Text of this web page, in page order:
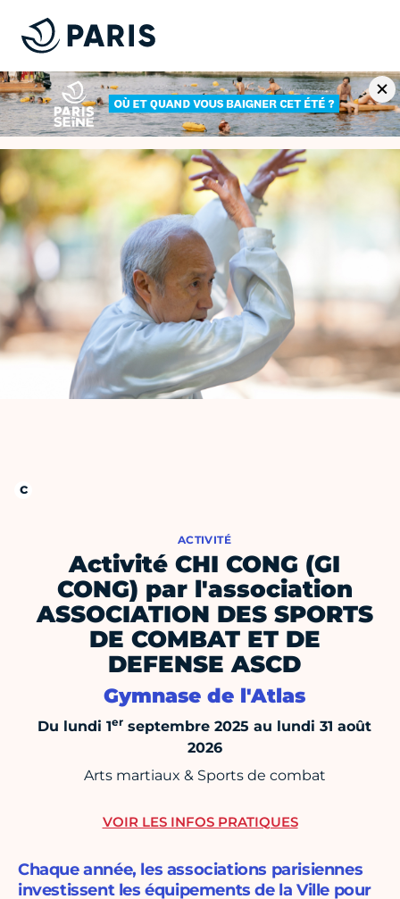
ACTIVITÉ
Activité CHI CONG (GI
CONG) par l'association
ASSOCIATION DES SPORTS
DE COMBAT ET DE
DEFENSE ASCD
Gymnase de l'Atlas
Du lundi 1er septembre 2025 au lundi 31 août
2026
Arts martiaux & Sports de combat
Chaque année, les associations parisiennes
investissent les équipements de la Ville pour
VOIR LES INFOS PRATIQUES